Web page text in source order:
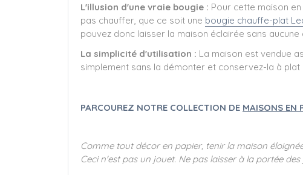
L'illusion d'une vraie bougie : Pour cette maison
pas chauffer, que ce soit une bougie chauffe-plat
pouvez donc laisser la maison éclairée sans aucune
La simplicité d'utilisation : La maison est vendue
simplement sans la démonter et conservez-la à
PARCOUREZ NOTRE COLLECTION DE MAISONS EN
Comme tout décor en papier, tenir la maison
Ceci n'est pas un jouet. Ne pas laisser à la portée